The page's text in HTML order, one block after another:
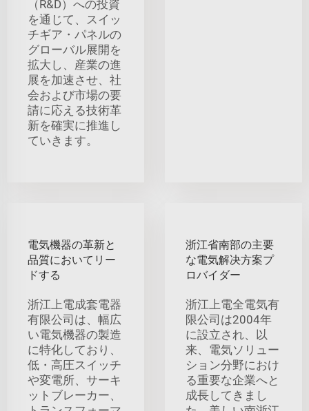
（R&D）への投資
を通じて、スイッ
チギア・パネルの
グローバル展開を
拡大し、産業の進
展を加速させ、社
会および市場の要
請に応える技術革
新を確実に推進し
ていきます。
電気機器の革新と
品質においてリー
ドする
浙江上電成套電器
有限公司は、幅広
い電気機器の製造
に特化しており、
低・高圧スイッチ
や変電所、サーキ
ットブレーカー、
浙江省南部の主要
な電気解决方案プ
ロバイダー
浙江上電全電気有
限公司は2004年
に設立され、以
来、電気ソリュー
ション分野におけ
る重要な企業へと
成長してきまし